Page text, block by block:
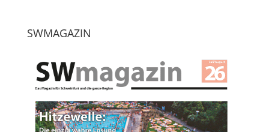
SWMAGAZIN